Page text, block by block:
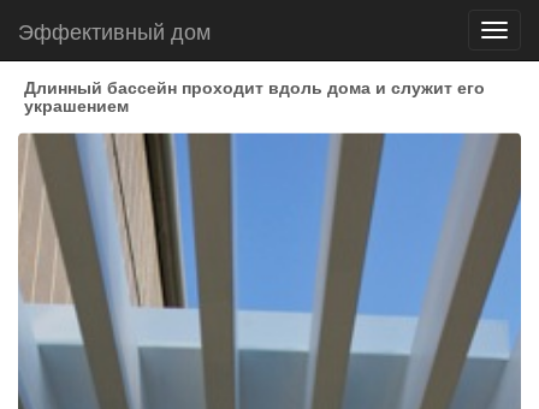
Эффективный дом
Длинный бассейн проходит вдоль дома и служит его
украшением